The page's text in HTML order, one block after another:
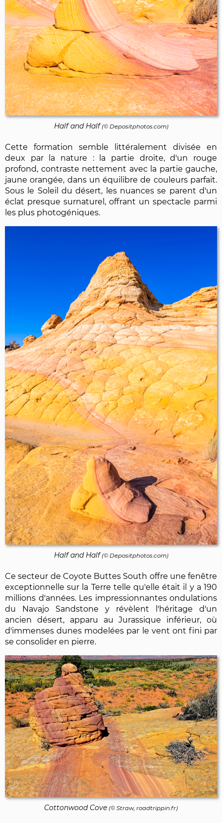
Half and Half(© Depositphotos.com)
Cette formation semble littéralement divisée en
deux par la nature : la partie droite, d'un rouge
profond, contraste nettement avec la partie gauche,
jaune orangée, dans un équilibre de couleurs parfait.
Sous le Soleil du désert, les nuances se parent d'un
éclat presque surnaturel, offrant un spectacle parmi
les plus photogéniques.
Half and Half(© Depositphotos.com)
Ce secteur de Coyote Buttes South offre une fenêtre
exceptionnelle sur la Terre telle qu'elle était il y a 190
millions d'années. Les impressionnantes ondulations
du Navajo Sandstone y révèlent l'héritage d'un
ancien désert, apparu au Jurassique inférieur, où
d'immenses dunes modelées par le vent ont fini par
se consolider en pierre.
Cottonwood Cove (© Straw, roadtrippin.fr)